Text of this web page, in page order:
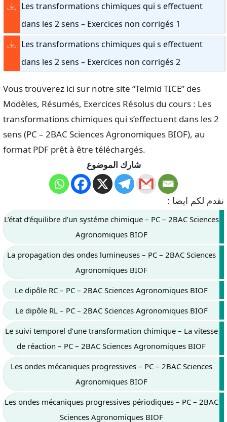
Les transformations chimiques qui s effectuent
dans les 2 sens – Exercices non corrigés 1
Les transformations chimiques qui s effectuent
dans les 2 sens – Exercices non corrigés 2
Vous trouverez ici sur notre site “Telmid TICE” des
Modèles, Résumés, Exercices Résolus du cours : Les
transformations chimiques qui s’effectuent dans les 2
sens (PC – 2BAC Sciences Agronomiques BIOF), au
format PDF prêt à être téléchargés.
شارك الموضوع
نقدم لكم ايضا :
L’état d’équilibre d’un systéme chimique – PC – 2BAC Sciences
Agronomiques BIOF
La propagation des ondes lumineuses – PC – 2BAC Sciences
Agronomiques BIOF
Le dipôle RC – PC – 2BAC Sciences Agronomiques BIOF
Le dipôle RL – PC – 2BAC Sciences Agronomiques BIOF
Le suivi temporel d’une transformation chimique – La vitesse
de réaction – PC – 2BAC Sciences Agronomiques BIOF
Les ondes mécaniques progressives – PC – 2BAC Sciences
Agronomiques BIOF
Les ondes mécaniques progressives périodiques – PC – 2BAC
Sciences Agronomiques BIOF